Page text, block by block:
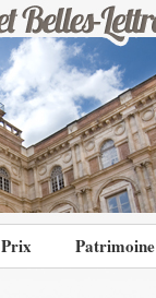
Prix Patrimoine